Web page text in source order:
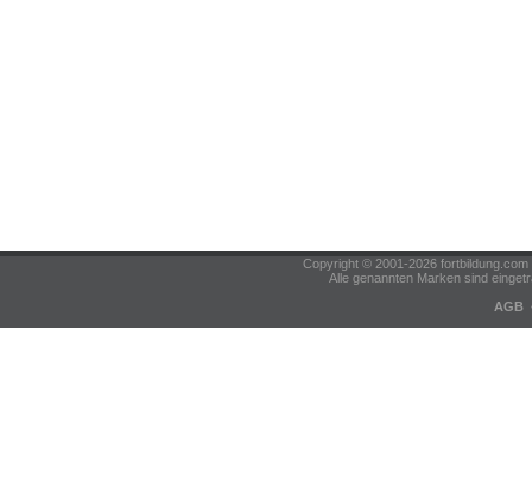
Copyright © 2001-2026
Alle genannten Marken sind
AGB